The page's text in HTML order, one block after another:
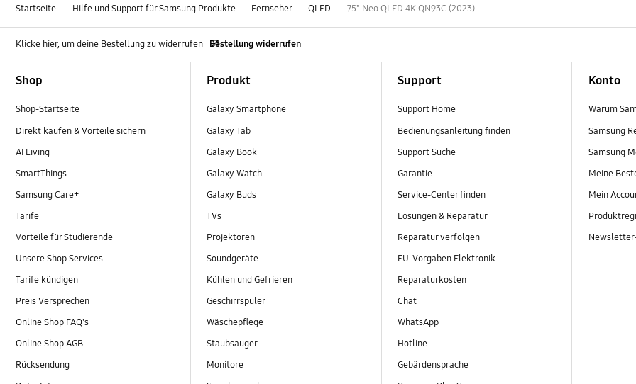
Startseite Hilfe und Support für Samsung Produkte Fernseher QLED 75" Neo QLED 4K QN93C (2023)
Klicke hier, um deine Bestellung zu widerrufen Bestellung widerrufen
Shop
Shop-Startseite
Direkt kaufen & Vorteile sichern
AI Living
SmartThings
Samsung Care+
Tarife
Vorteile für Studierende
Unsere Shop Services
Tarife kündigen
Preis Versprechen
Online Shop FAQ's
Online Shop AGB
Rücksendung
Produkt
Galaxy Smartphone
Galaxy Tab
Galaxy Book
Galaxy Watch
Galaxy Buds
TVs
Projektoren
Soundgeräte
Kühlen und Gefrieren
Geschirrspüler
Wäschepflege
Staubsauger
Monitore
Support
Support Home
Bedienungsanleitung finden
Support Suche
Garantie
Service-Center finden
Lösungen & Reparatur
Reparatur verfolgen
EU-Vorgaben Elektronik
Reparaturkosten
Chat
WhatsApp
Hotline
Gebärdensprache
Konto
Warum
Samsung
Samsung
Meine
Mein